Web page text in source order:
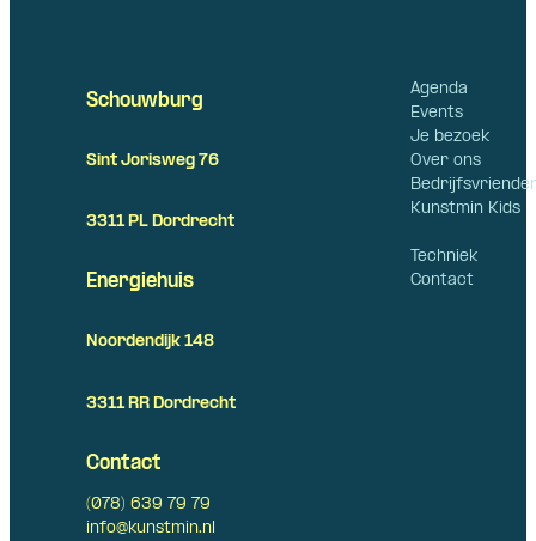
Agenda
Events
Je bezoek
Over ons
Kunstmin Kids
Techniek
Contact
Schouwburg
Sint Jorisweg 76
3311 PL Dordrecht
Energiehuis
Noordendijk 148
3311 RR Dordrecht
Contact
(078) 639 79 79
info@kunstmin.nl